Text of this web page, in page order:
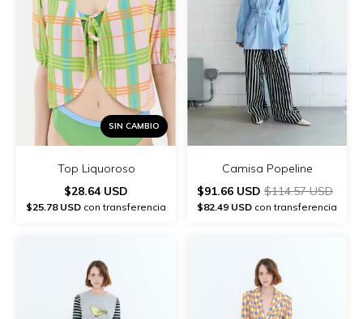
SIN CAMBIO
Top Liquoroso
$28.64 USD
$25.78 USD con transferencia
Camisa Popeline
$91.66 USD $114.57 USD
$82.49 USD con transferencia